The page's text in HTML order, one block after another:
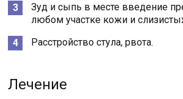
Зуд и сыпь в месте введение
любом участке кожи и
Расстройство стула, рвота.
Лечение